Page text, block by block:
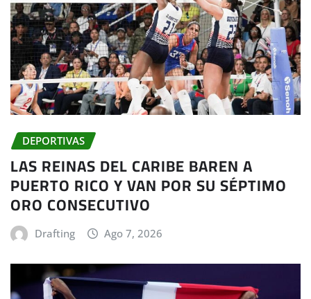
DEPORTIVAS
LAS REINAS DEL CARIBE BAREN A
PUERTO RICO Y VAN POR SU SÉPTIMO
ORO CONSECUTIVO
Drafting Ago 7, 2026